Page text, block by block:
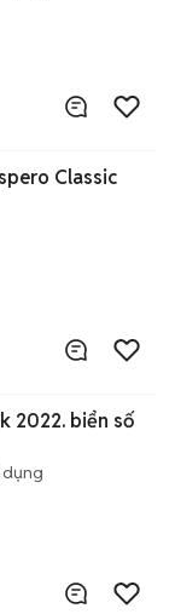
Classic
2022. biển số